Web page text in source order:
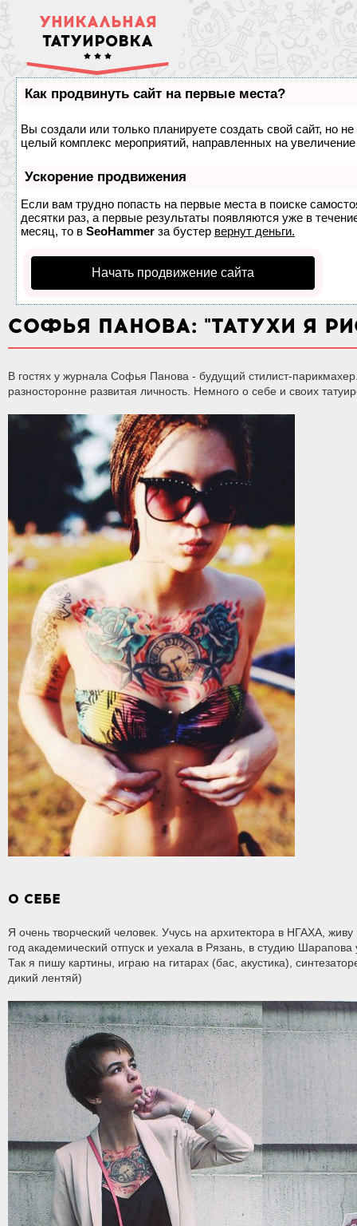
УНИКАЛЬНАЯ
ТАТУИРОВКА
Как продвинуть сайт на первые места?
Вы создали или только планируете создать свой сайт, но
целый комплекс мероприятий, направленных на
Ускорение продвижения
Если вам трудно попасть на первые места в поиске
десятки раз, а первые результаты появляются уже в
месяц, то в SeoHammer за бустер вернут деньги.
Начать продвижение сайта
СОФЬЯ ПАНОВА: "ТАТУХИ Я
В гостях у журнала Софья Панова - будущий стилист-
разносторонне развитая личность. Немного о себе и своих
О СЕБЕ
Я очень творческий человек. Учусь на архитектора в НГАХА,
год академический отпуск и уехала в Рязань, в студию
Так я пишу картины, играю на гитарах (бас, акустика),
дикий лентяй)